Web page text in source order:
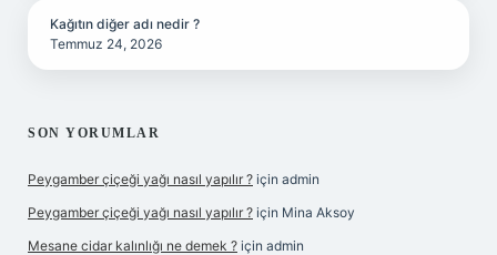
Kağıtın diğer adı nedir ?
Temmuz 24, 2026
SON YORUMLAR
Peygamber çiçeği yağı nasıl yapılır ? için admin
Peygamber çiçeği yağı nasıl yapılır ? için Mina Aksoy
Mesane cidar kalınlığı ne demek ? için admin